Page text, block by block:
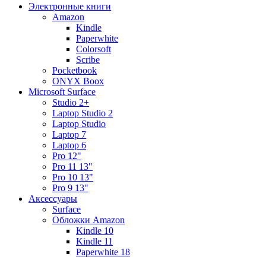
Электронные книги
Amazon
Kindle
Paperwhite
Colorsoft
Scribe
Pocketbook
ONYX Boox
Microsoft Surface
Studio 2+
Laptop Studio 2
Laptop Studio
Laptop 7
Laptop 6
Pro 12"
Pro 11 13"
Pro 10 13"
Pro 9 13"
Аксессуары
Surface
Обложки Amazon
Kindle 10
Kindle 11
Paperwhite 18